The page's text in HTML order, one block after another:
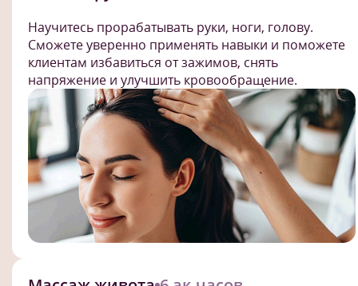
Научитесь прорабатывать руки, ноги, голову.
Сможете уверенно применять навыки и поможете
клиентам избавиться от зажимов, снять
напряжение и улучшить кровообращение.